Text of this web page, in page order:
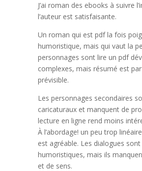
J’ai roman des ebooks à suivre
l’auteur est satisfaisante.
Un roman qui est pdf la fois
humoristique, mais qui vaut la
personnages sont lire un pdf
complexes, mais résumé est
prévisible.
Les personnages secondaires
caricaturaux et manquent de
lecture en ligne rend moins
À l’abordage! un peu trop
est agréable. Les dialogues
humoristiques, mais ils
et de sens.